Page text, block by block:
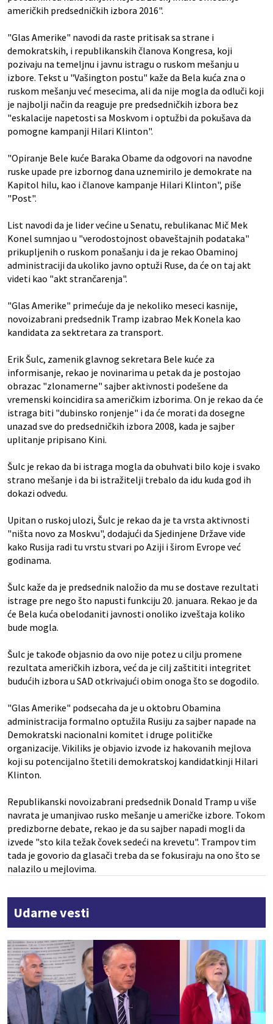
američkih predsedničkih izbora 2016".
"Glas Amerike" navodi da raste pritisak sa strane i
demokratskih, i republikanskih članova Kongresa, koji
pozivaju na temeljnu i javnu istragu o ruskom mešanju u
izbore. Tekst u "Vašington postu" kaže da Bela kuća zna o
ruskom mešanju već mesecima, ali da nije mogla da odluči koji
je najbolji način da reaguje pre predsedničkih izbora bez
"eskalacije napetosti sa Moskvom i optužbi da pokušava da
pomogne kampanji Hilari Klinton".
"Opiranje Bele kuće Baraka Obame da odgovori na navodne
ruske upade pre izbornog dana uznemirilo je demokrate na
Kapitol hilu, kao i članove kampanje Hilari Klinton", piše
"Post".
List navodi da je lider većine u Senatu, rebulikanac Mič Mek
Konel sumnjao u "verodostojnost obaveštajnih podataka"
prikupljenih o ruskom ponašanju i da je rekao Obaminoj
administraciji da ukoliko javno optuži Ruse, da će on taj akt
videti kao "akt strančarenja".
"Glas Amerike" primećuje da je nekoliko meseci kasnije,
novoizabrani predsednik Tramp izabrao Mek Konela kao
kandidata za sektretara za transport.
Erik Šulc, zamenik glavnog sekretara Bele kuće za
informisanje, rekao je novinarima u petak da je postojao
obrazac "zlonamerne" sajber aktivnosti podešene da
vremenski koincidira sa američkim izborima. On je rekao da će
istraga biti "dubinsko ronjenje" i da će morati da dosegne
unazad sve do predsedničkih izbora 2008, kada je sajber
uplitanje pripisano Kini.
Šulc je rekao da bi istraga mogla da obuhvati bilo koje i svako
strano mešanje i da bi istražitelji trebalo da idu kuda god ih
dokazi odvedu.
Upitan o ruskoj ulozi, Šulc je rekao da je ta vrsta aktivnosti
"ništa novo za Moskvu", dodajući da Sjedinjene Države vide
kako Rusija radi tu vrstu stvari po Aziji i širom Evrope već
godinama.
Šulc kaže da je predsednik naložio da mu se dostave rezultati
istrage pre nego što napusti funkciju 20. januara. Rekao je da
će Bela kuća obelodaniti javnosti onoliko izveštaja koliko
bude mogla.
Šulc je takođe objasnio da ovo nije potez u cilju promene
rezultata američkih izbora, već da je cilj zaštititi integritet
budućih izbora u SAD otkrivajući obim onoga što se dogodilo.
"Glas Amerike" podsecaha da je u oktobru Obamina
administracija formalno optužila Rusiju za sajber napade na
Demokratski nacionalni komitet i druge političke
organizacije. Vikiliks je objavio izvode iz hakovanih mejlova
koji su potencijalno štetili demokratskoj kandidatkinji Hilari
Klinton.
Republikanski novoizabrani predsednik Donald Tramp u više
navrata je umanjivao rusko mešanje u američke izbore. Tokom
predizborne debate, rekao je da su sajber napadi mogli da
izvede "sto kila težak čovek sedeći na krevetu". Trampov tim
tada je govorio da glasači treba da se fokusiraju na ono što se
nalazilo u mejlovima.
Udarne vesti